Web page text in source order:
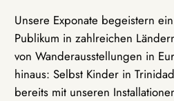
Unsere Exponate begeistern
Publikum in zahlreichen
von Wanderausstellungen in
hinaus: Selbst Kinder in
bereits mit unseren